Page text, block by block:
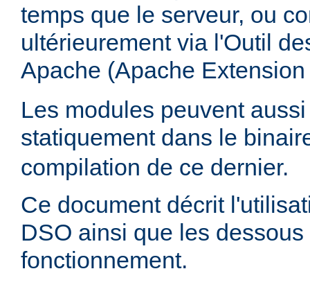
temps que le serveur, ou
ultérieurement via l'Outil
Apache (Apache
Les modules peuvent
statiquement dans le
compilation de ce dernier.
Ce document décrit
DSO ainsi que les
fonctionnement.